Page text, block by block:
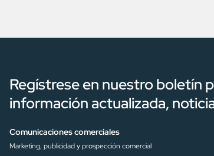
Regístrese en nuestro boletín
información actualizada,
Comunicaciones comerciales
Marketing, publicidad y prospección comercial